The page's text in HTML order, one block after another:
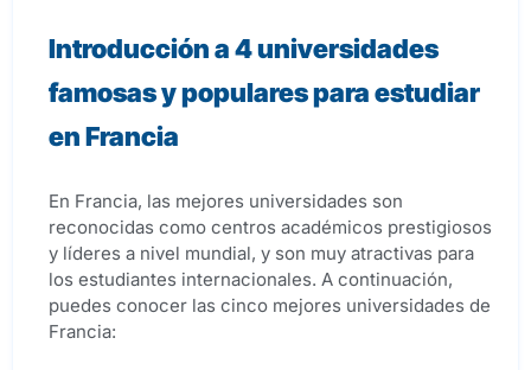
Introducción a 4universidades
famosas y populares para estudiar
en Francia
En Francia, las mejores universidades son
reconocidas como centros académicos prestigiosos
y líderes a nivel mundial, y son muy atractivas para
los estudiantes internacionales. A continuación,
puedes conocer las cinco mejores universidades de
Francia: